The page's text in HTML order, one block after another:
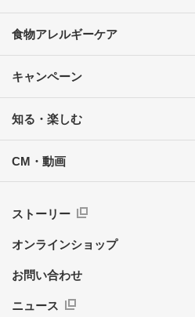
食物アレルギーケア
キャンペーン
知る・楽しむ
CM・動画
ストーリー
オンラインショップ
お問い合わせ
ニュース